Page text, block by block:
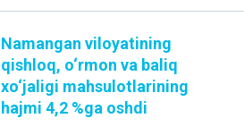
Namangan viloyatining
qishloq, o‘rmon va baliq
xo‘jaligi mahsulotlarining
hajmi 4,2 %ga oshdi